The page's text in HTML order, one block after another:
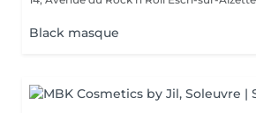
Black masque